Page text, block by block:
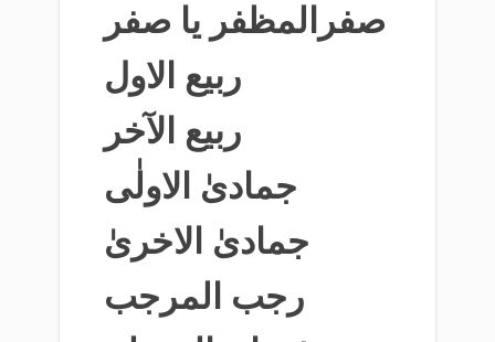
صفرالمظفر یا صفر
ربیع الاول
ربیع الآخر
جمادیٰ الاولٰی
جمادیٰ الاخریٰ
رجب المرجب